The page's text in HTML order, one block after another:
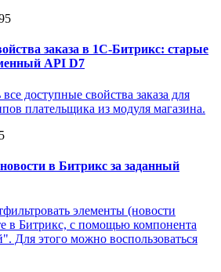
заказа в 1С-Битрикс: старые
API D7
доступные свойства заказа для
плательщика из модуля магазина.
в Битрикс за заданный
элементы (новости
в Битрикс, с помощью компонента
Для этого можно воспользоваться